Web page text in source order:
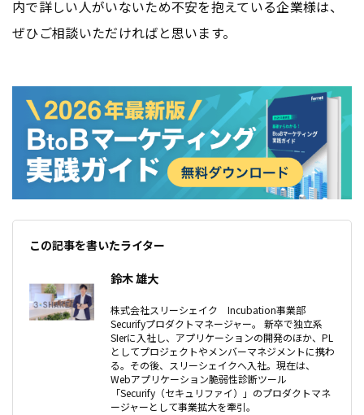
内で詳しい人がいないため不安を抱えている企業様は、
ぜひご相談いただければと思います。
この記事を書いたライター
鈴木 雄大
株式会社スリーシェイク Incubation事業部
Securifyプロダクトマネージャー。 新卒で独立系
SIerに入社し、アプリケーションの開発のほか、PL
としてプロジェクトやメンバーマネジメントに携わ
る。その後、スリーシェイクへ入社。現在は、
Webアプリケーション脆弱性診断ツール
「Securify（セキュリファイ）」のプロダクトマネ
ージャーとして事業拡大を牽引。